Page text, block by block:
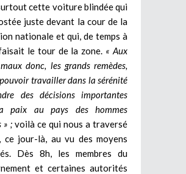
cette voiture blindée qui
juste devant la cour de la
nationale et qui, de temps à
le tour de la zone. « Aux
donc, les grands remèdes,
travailler dans la sérénité
des décisions importantes
paix au pays des hommes
» ; voilà ce qui nous a traversé
ce jour-là, au vu des moyens
Dès 8h, les membres du
et certaines autorités